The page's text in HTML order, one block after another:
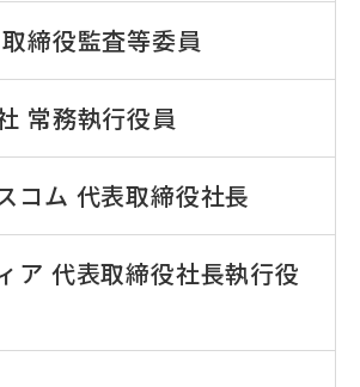
締役監査等委員
常務執行役員
コム 代表取締役社長
ア 代表取締役社長執行役